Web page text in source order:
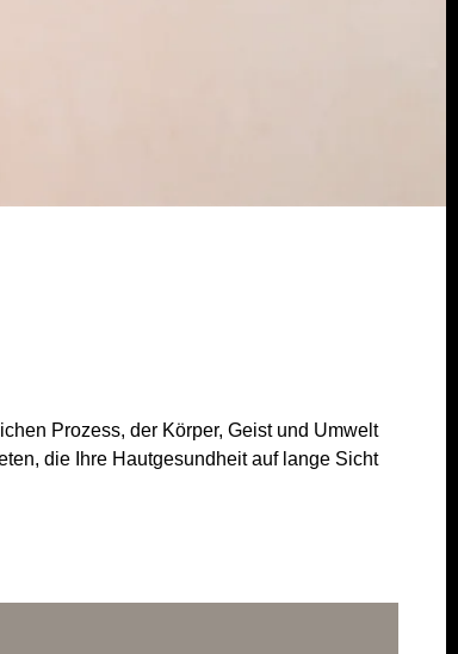
Prozess, der Körper, Geist und Umwelt
die Ihre Hautgesundheit auf lange Sicht